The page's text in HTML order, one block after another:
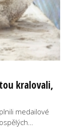
kralovali,
medailové